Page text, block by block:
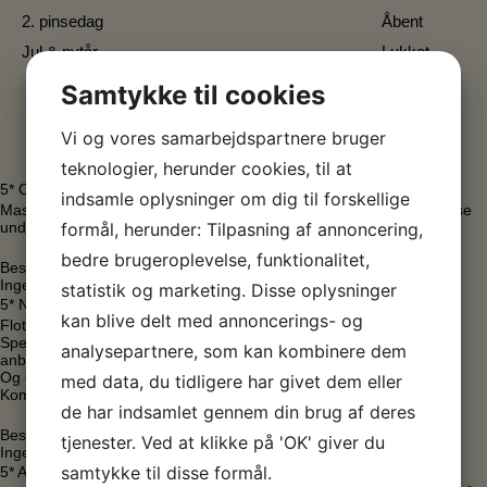
2. pinsedag
Jul & nytår
Åbent
Lukket
5* Oktober 2025 Peter Trier
Masser af oplevelser og eftertænksomhed med stilhed og fordybelse
under “seancen”
Besøgstidspunkt Weekend
Ingen ventetid
5* November 2025 Ole Sørensen
Flot bygning. Skøn beliggenhed. Stor og flot Haugen udstilling.
Specialudstillingen med Carsten Frank var helt imponerende. Kan
anbefales.
Og en fin lille cafe med den skønneste udsigt ud over en lille sø.
Kommer gerne igen
Besøgstidspunkt – Hverdag
Ingen ventetid
5* April 2025 Henrik Pløger
Samtykke til cookies
Vi og vores samarbejdspartnere bruger
teknologier, herunder cookies, til at
indsamle oplysninger om dig til forskellige
formål, herunder: Tilpasning af annoncering,
bedre brugeroplevelse, funktionalitet,
statistik og marketing. Disse oplysninger
kan blive delt med annoncerings- og
analysepartnere, som kan kombinere dem
med data, du tidligere har givet dem eller
de har indsamlet gennem din brug af deres
tjenester. Ved at klikke på 'OK' giver du
samtykke til disse formål.